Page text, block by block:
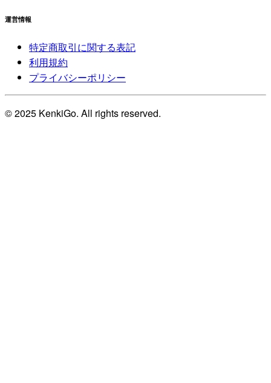
運営情報
特定商取引に関する表記
利用規約
プライバシーポリシー
© 2025 KenkiGo. All rights reserved.